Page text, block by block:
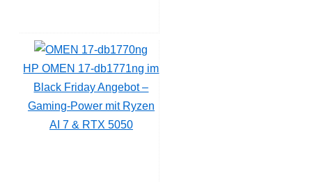
HP OMEN 17-db1771ng im
Black Friday Angebot –
Gaming-Power mit Ryzen
AI 7 & RTX 5050